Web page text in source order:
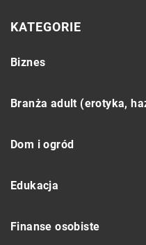
KATEGORIE
Biznes
Branża adult (erotyka,
Dom i ogród
Edukacja
Finanse osobiste